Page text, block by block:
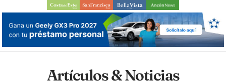
Artículos & Noticias